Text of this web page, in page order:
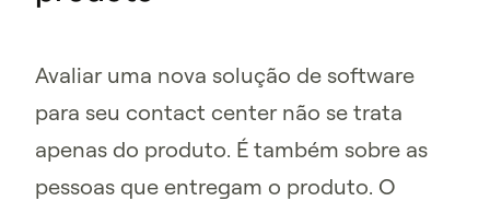
Avaliar uma nova solução de software
para seu contact center não se trata
apenas do produto. É também sobre as
pessoas que entregam o produto. O